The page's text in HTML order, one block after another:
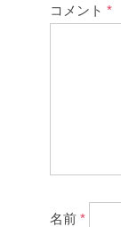
コメント *
名前 *